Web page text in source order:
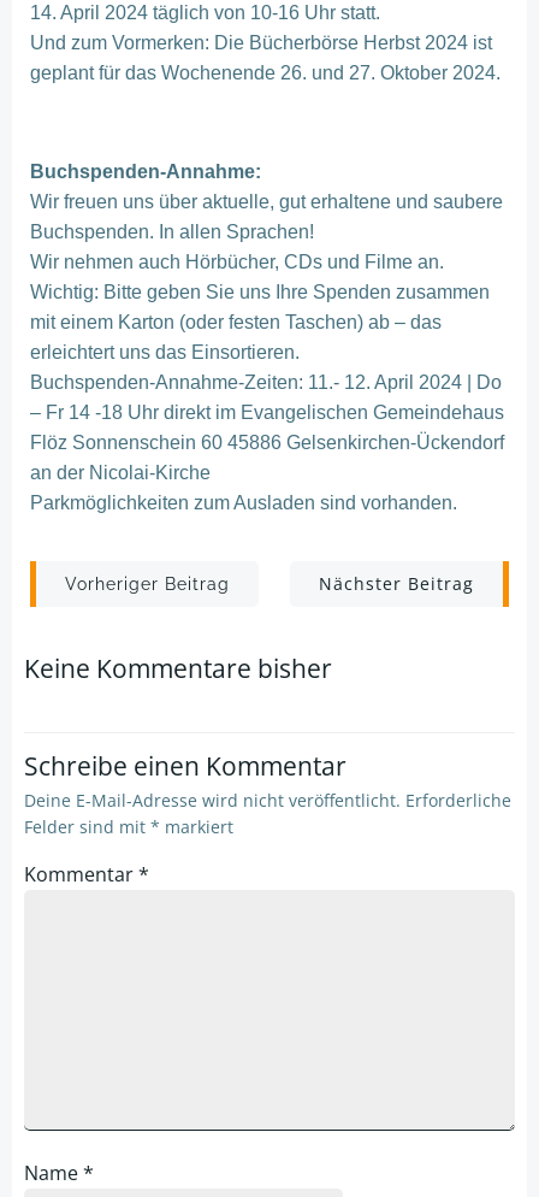
14. April 2024 täglich von 10-16 Uhr statt.
Und zum Vormerken: Die Bücherbörse Herbst 2024 ist
geplant für das Wochenende 26. und 27. Oktober 2024.
Buchspenden-Annahme:
Wir freuen uns über aktuelle, gut erhaltene und saubere
Buchspenden. In allen Sprachen!
Wir nehmen auch Hörbücher, CDs und Filme an.
Wichtig: Bitte geben Sie uns Ihre Spenden zusammen
mit einem Karton (oder festen Taschen) ab – das
erleichtert uns das Einsortieren.
Buchspenden-Annahme-Zeiten: 11.- 12. April 2024 | Do
– Fr 14 -18 Uhr direkt im Evangelischen Gemeindehaus
Flöz Sonnenschein 60 45886 Gelsenkirchen-Ückendorf
an der Nicolai-Kirche
Parkmöglichkeiten zum Ausladen sind vorhanden.
Post
navigation
Vorheriger Beitrag
Post
navigation
Nächster Beitrag
Keine Kommentare bisher
Schreibe einen Kommentar
Deine E-Mail-Adresse wird nicht veröffentlicht. Erforderliche
Felder sind mit * markiert
Kommentar*
Name*